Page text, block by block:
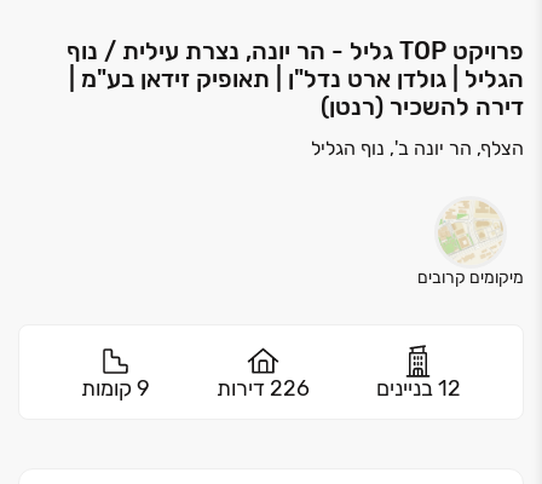
פרויקט TOP גליל - הר יונה, נצרת עילית / נוף
הגליל | גולדן ארט נדל"ן | תאופיק זידאן בע"מ |
דירה להשכיר (רנטן)
הצלף, הר יונה ב', נוף הגליל
מיקומים קרובים
12 בניינים 226 דירות 9 קומות